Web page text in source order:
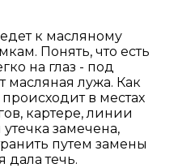
к масляному
Понять, что есть
на глаз - под
масляная лужа. Как
в местах
картере, линии
замечена,
путем замены
дала течь.